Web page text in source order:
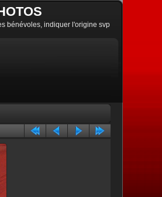
bénévoles, indiquer l'origine svp